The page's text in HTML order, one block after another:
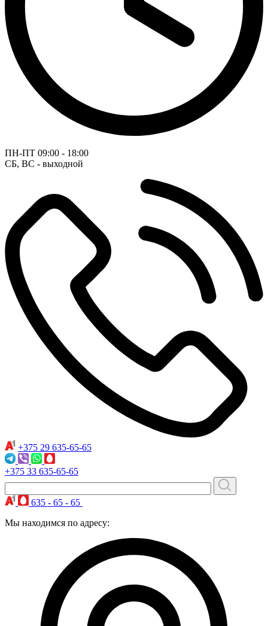
ПН-ПТ 09:00 - 18:00
СБ, ВС - выходной
+375 29 635-65-65
+375 33 635-65-65
635 - 65 - 65
Мы находимся по адресу: